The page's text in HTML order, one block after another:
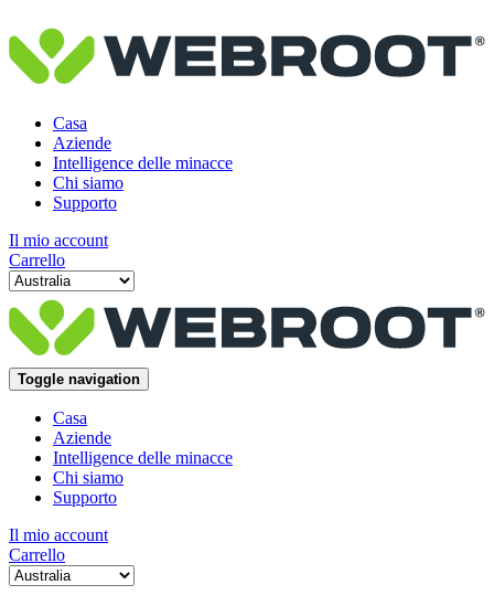
Casa
Aziende
Intelligence delle minacce
Chi siamo
Supporto
Il mio account
Carrello
Toggle navigation
Casa
Aziende
Intelligence delle minacce
Chi siamo
Supporto
Il mio account
Carrello